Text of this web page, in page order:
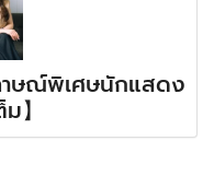
าษณ์พิเศษนักแสดง
】